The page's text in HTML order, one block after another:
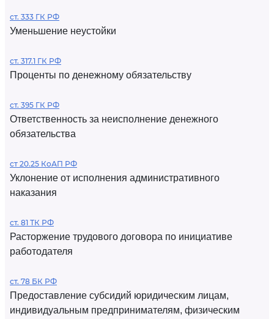
ст. 333 ГК РФ
Уменьшение неустойки
ст. 317.1 ГК РФ
Проценты по денежному обязательству
ст. 395 ГК РФ
Ответственность за неисполнение денежного
обязательства
ст 20.25 КоАП РФ
Уклонение от исполнения административного
наказания
ст. 81 ТК РФ
Расторжение трудового договора по инициативе
работодателя
ст. 78 БК РФ
Предоставление субсидий юридическим лицам,
индивидуальным предпринимателям, физическим